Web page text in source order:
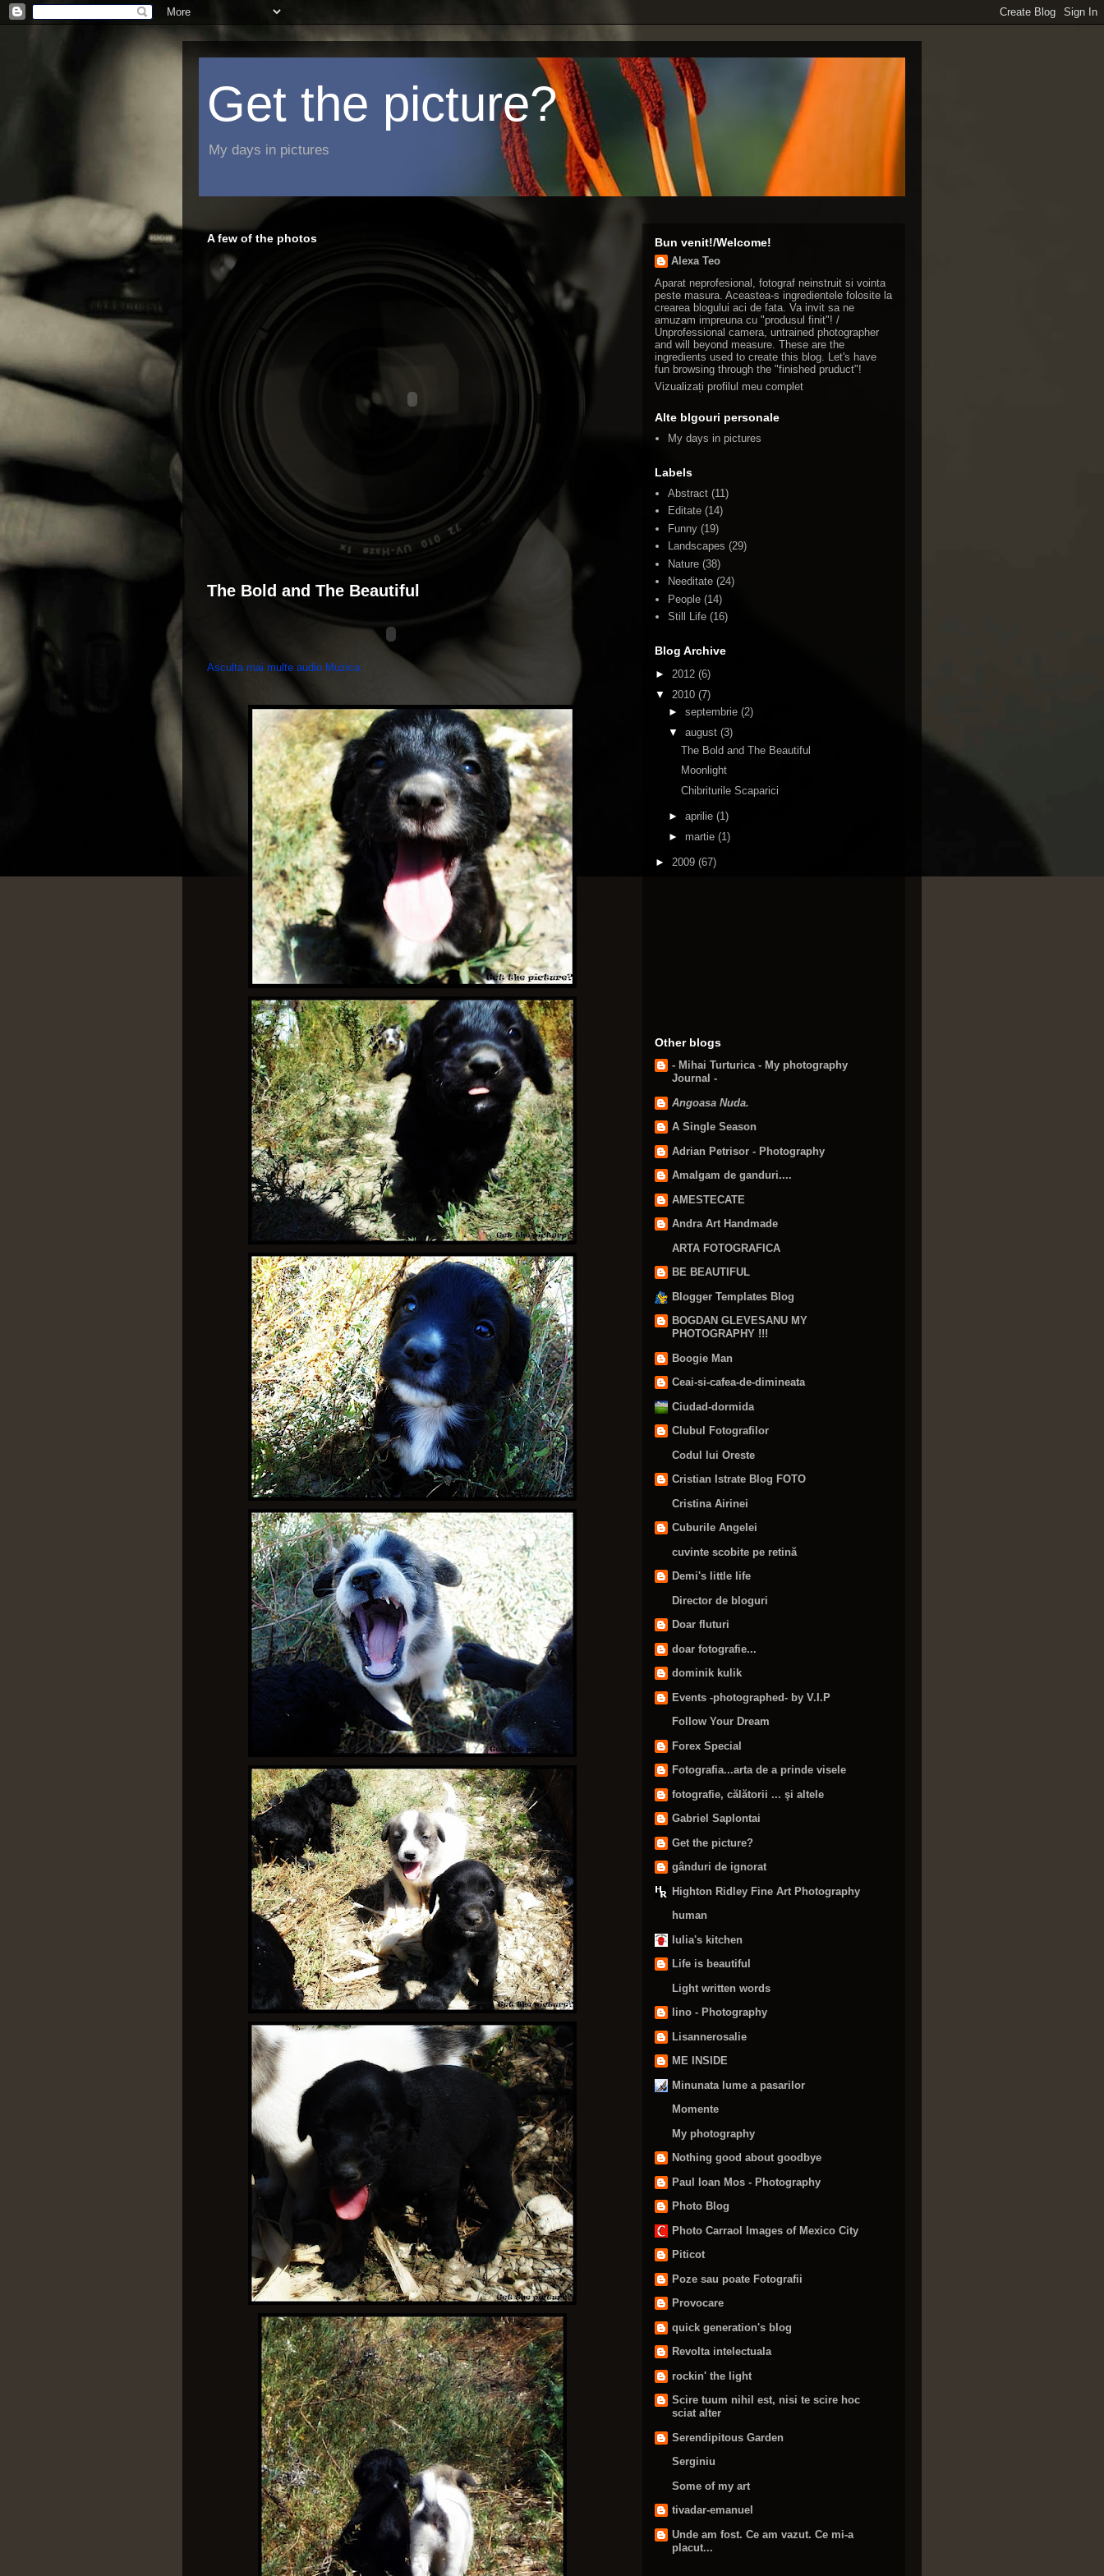
Get the picture?
My days in pictures
A few of the photos
The Bold and The Beautiful
Asculta mai multe audio Muzica
Bun venit!/Welcome!
Alexa Teo
Aparat neprofesional, fotograf neinstruit si vointa
peste masura. Aceastea-s ingredientele folosite la
crearea blogului aci de fata. Va invit sa ne
amuzam impreuna cu "produsul finit"! /
Unprofessional camera, untrained photographer
and will beyond measure. These are the
ingredients used to create this blog. Let's have
fun browsing through the "finished pruduct"!
Vizualizați profilul meu complet
Alte blgouri personale
My days in pictures
Labels
Abstract (11)
Editate (14)
Funny (19)
Landscapes (29)
Nature (38)
Needitate (24)
People (14)
Still Life (16)
Blog Archive
► 2012 (6)
▼ 2010 (7)
► septembrie (2)
▼ august (3)
The Bold and The Beautiful
Moonlight
Chibriturile Scaparici
► aprilie (1)
► martie (1)
► 2009 (67)
Other blogs
- Mihai Turturica - My photography
Journal -
Angoasa Nuda.
A Single Season
Adrian Petrisor - Photography
Amalgam de ganduri....
AMESTECATE
Andra Art Handmade
ARTA FOTOGRAFICA
BE BEAUTIFUL
Blogger Templates Blog
BOGDAN GLEVESANU MY
PHOTOGRAPHY !!!
Boogie Man
Ceai-si-cafea-de-dimineata
Ciudad-dormida
Clubul Fotografilor
Codul lui Oreste
Cristian Istrate Blog FOTO
Cristina Airinei
Cuburile Angelei
cuvinte scobite pe retină
Demi's little life
Director de bloguri
Doar fluturi
doar fotografie...
dominik kulik
Events -photographed- by V.I.P
Follow Your Dream
Forex Special
Fotografia...arta de a prinde visele
fotografie, călătorii ... şi altele
Gabriel Saplontai
Get the picture?
gânduri de ignorat
Highton Ridley Fine Art Photography
human
Iulia's kitchen
Life is beautiful
Light written words
lino - Photography
Lisannerosalie
ME INSIDE
Minunata lume a pasarilor
Momente
My photography
Nothing good about goodbye
Paul Ioan Mos - Photography
Photo Blog
Photo Carraol Images of Mexico City
Piticot
Poze sau poate Fotografii
Provocare
quick generation's blog
Revolta intelectuala
rockin' the light
Scire tuum nihil est, nisi te scire hoc
sciat alter
Serendipitous Garden
Serginiu
Some of my art
tivadar-emanuel
Unde am fost. Ce am vazut. Ce mi-a
placut...